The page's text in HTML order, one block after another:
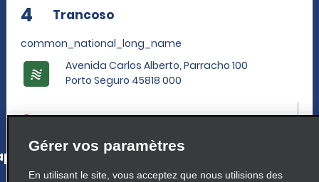
4 Trancoso
common_national_long_name
Avenida Carlos Alberto, Parracho 100
Porto Seguro 45818 000
map_locations_tiles_expand_button
Gérer vos paramètres
En utilisant le site, vous acceptez que nous utilisions des